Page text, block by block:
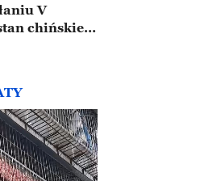
V
chińskiej